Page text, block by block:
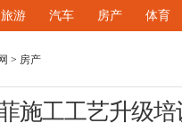
旅游 汽车 房产 体育
> 房产
施工工艺升级